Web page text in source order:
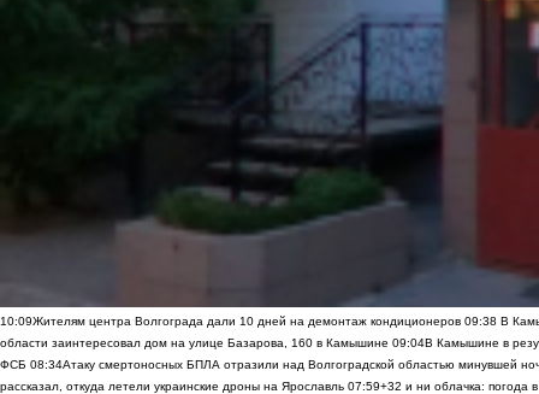
10:09Жителям центра Волгограда дали 10 дней на демонтаж кондиционеров 09:38 В
области заинтересовал дом на улице Базарова, 160 в Камышине 09:04В Камышине в
ФСБ 08:34Атаку смертоносных БПЛА отразили над Волгоградской областью минувшей
рассказал, откуда летели украинские дроны на Ярославль 07:59+32 и ни облачка: погода